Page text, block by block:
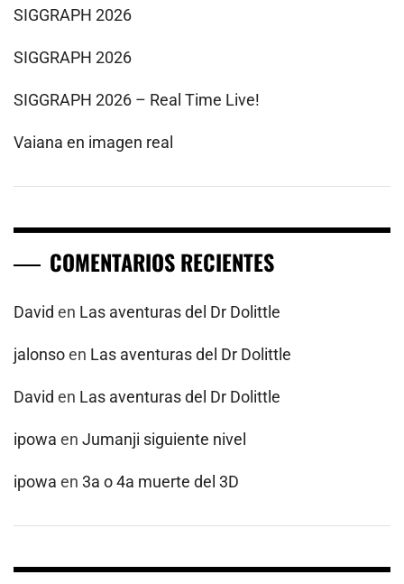
SIGGRAPH 2026
SIGGRAPH 2026
SIGGRAPH 2026 – Real Time Live!
Vaiana en imagen real
COMENTARIOS RECIENTES
David en Las aventuras del Dr Dolittle
jalonsoen Las aventuras del Dr Dolittle
David en Las aventuras del Dr Dolittle
ipowa en Jumanji siguiente nivel
ipowa en 3a o 4a muerte del 3D